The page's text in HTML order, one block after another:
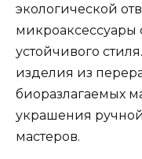
экологической
устойчивого
изделия из
биоразлагаемых
украшения
мастеров.